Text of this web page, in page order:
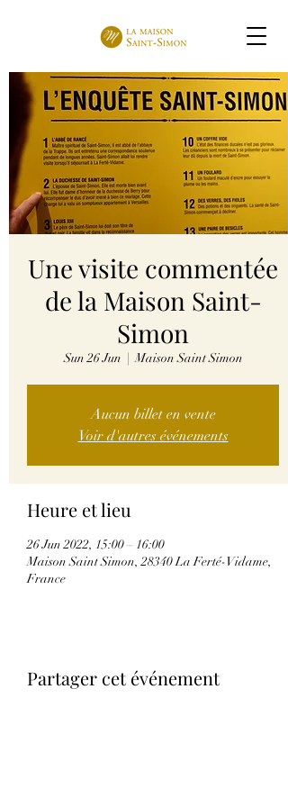
Une visite commentée
de la Maison Saint-
Simon
Sun 26 Jun
  |
Maison Saint Simon
Aucun billet en vente
Voir d'autres événements
Heure et lieu
26 Jun 2022, 15:00 – 16:00
Maison Saint Simon, 28340 La Ferté-Vidame,
France
Partager cet événement